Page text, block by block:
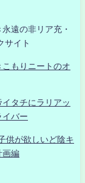
遠の非リア充・
サイト
もりニートのオ
タチにラリアッ
イバー
供が欲しいど陰キ
画編